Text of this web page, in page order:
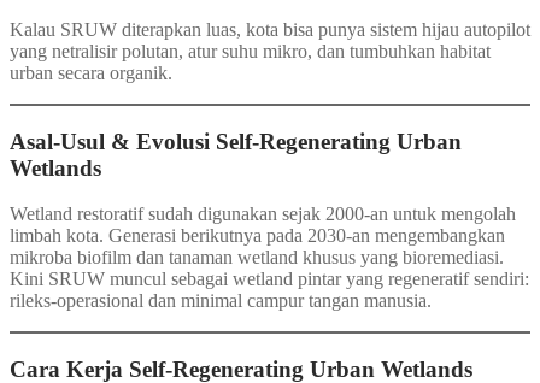
Kalau SRUW diterapkan luas, kota bisa punya sistem hijau autopilot
yang netralisir polutan, atur suhu mikro, dan tumbuhkan habitat
urban secara organik.
Asal-Usul & Evolusi Self‑Regenerating Urban
Wetlands
Wetland restoratif sudah digunakan sejak 2000-an untuk mengolah
limbah kota. Generasi berikutnya pada 2030-an mengembangkan
mikroba biofilm dan tanaman wetland khusus yang bioremediasi.
Kini SRUW muncul sebagai wetland pintar yang regeneratif sendiri:
rileks-operasional dan minimal campur tangan manusia.
Cara Kerja Self‑Regenerating Urban Wetlands